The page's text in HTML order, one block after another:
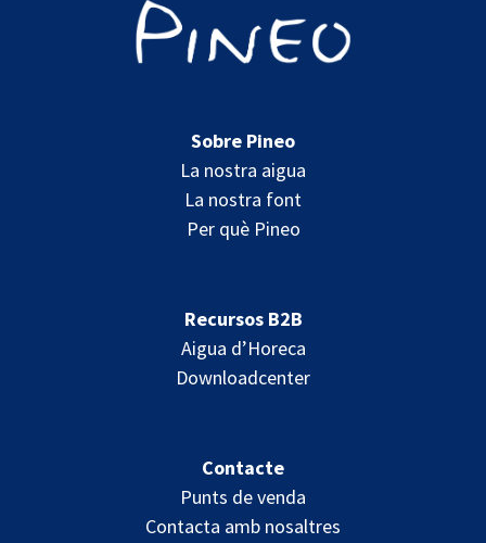
Sobre Pineo
La nostra aigua
La nostra font
Per què Pineo
Recursos B2B
Aigua d’Horeca
Downloadcenter
Contacte
Punts de venda
Contacta amb nosaltres